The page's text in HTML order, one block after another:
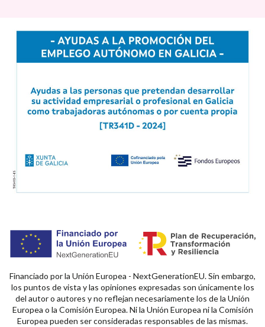
Financiado por la Unión Europea - NextGenerationEU. Sin embargo,
los puntos de vista y las opiniones expresadas son únicamente los
del autor o autores y no reflejan necesariamente los de la Unión
Europea o la Comisión Europea. Ni la Unión Europea ni la Comisión
Europea pueden ser consideradas responsables de las mismas.